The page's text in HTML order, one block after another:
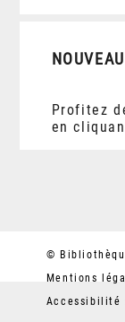
Profitez
en
©
Mentions
Accessibilité